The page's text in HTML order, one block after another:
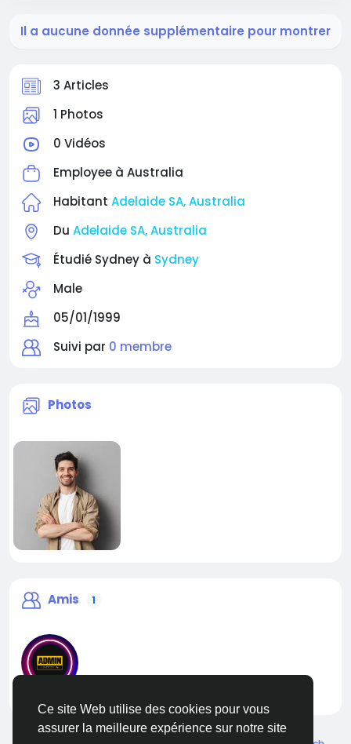
Ce site Web utilise des cookies pour vous
assurer la meilleure expérience sur notre site
3 Articles
1 Photos
0 Vidéos
Employee à Australia
Habitant Adelaide SA, Australia
Du Adelaide SA, Australia
Étudié Sydney à Sydney
Male
05/01/1999
Suivi par 0 membre
Photos
Amis 1
liveadmin
Il a aucune donnée supplémentaire pour montrer